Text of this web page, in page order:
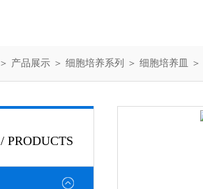
＞ 产品展示 ＞ 细胞培养系列 ＞ 细胞培养皿
/ PRODUCTS